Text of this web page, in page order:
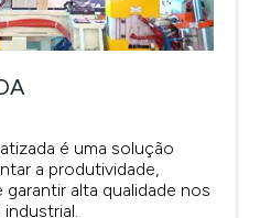
é uma solução
a produtividade,
alta qualidade nos